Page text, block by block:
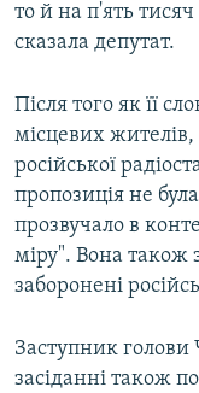
то й на п'ять
сказала депутат.
Після того як її
місцевих жителів,
російської
пропозиція не
прозвучало в
міру". Вона також
заборонені
Заступник голови
засіданні також